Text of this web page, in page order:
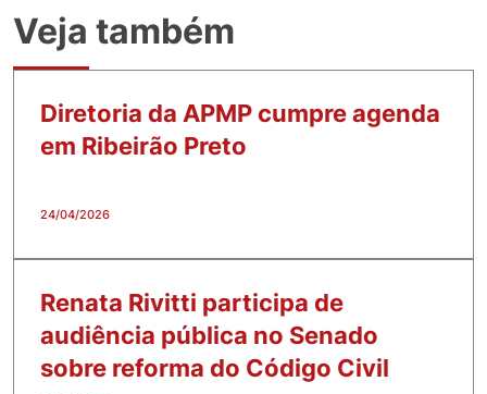
Veja também
Diretoria da APMP cumpre agenda
em Ribeirão Preto
24/04/2026
Renata Rivitti participa de
audiência pública no Senado
sobre reforma do Código Civil